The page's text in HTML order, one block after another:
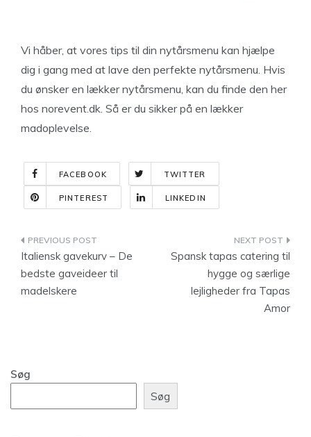
Vi håber, at vores tips til din nytårsmenu kan hjælpe
dig i gang med at lave den perfekte nytårsmenu. Hvis
du ønsker en lækker nytårsmenu, kan du finde den her
hos norevent.dk. Så er du sikker på en lækker
madoplevelse.
FACEBOOK TWITTER
PINTEREST LINKEDIN
Indlægsnavigation
Italiensk gavekurv – De
bedste gaveideer til
madelskere
Spansk tapas catering til
hygge og særlige
lejligheder fra Tapas
Amor
Søg
Søg